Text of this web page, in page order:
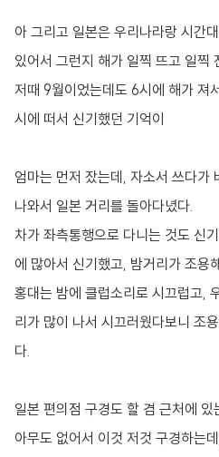
아 그리고 일본은 우리나라랑 시간
있어서 그런지 해가 일찍 뜨고 일찍
저때 9월이었는데도 6시에 해가 져
시에 떠서 신기했던 기억이
엄마는 먼저 잤는데, 자소서 쓰다가
나와서 일본 거리를 돌아다녔다.
차가 좌측통행으로 다니는 것도 신
에 많아서 신기했고, 밤거리가 조용
홍대는 밤에 클럽소리로 시끄럽고,
리가 많이 나서 시끄러웠다보니 조
다.
일본 편의점 구경도 할 겸 근처에
아무도 없어서 이것 저것 구경하는